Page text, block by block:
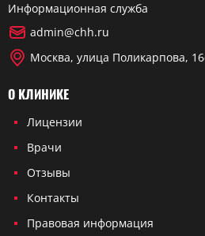
Информационная служба
admin@chh.ru
Москва, улица Поликарпова,
О КЛИНИКЕ
Лицензии
Врачи
Отзывы
Контакты
Правовая информация